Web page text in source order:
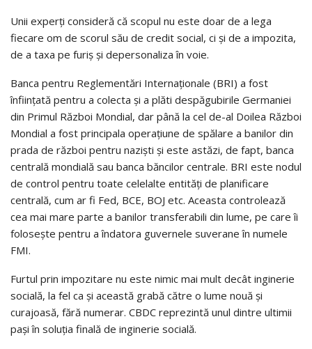
Unii experţi consideră că scopul nu este doar de a lega
fiecare om de scorul său de credit social, ci şi de a impozita,
de a taxa pe furiş şi depersonaliza în voie.
Banca pentru Reglementări Internaţionale (BRI) a fost
înfiinţată pentru a colecta şi a plăti despăgubirile Germaniei
din Primul Război Mondial, dar până la cel de-al Doilea Război
Mondial a fost principala operaţiune de spălare a banilor din
prada de război pentru nazişti şi este astăzi, de fapt, banca
centrală mondială sau banca băncilor centrale. BRI este nodul
de control pentru toate celelalte entităţi de planificare
centrală, cum ar fi Fed, BCE, BOJ etc. Aceasta controlează
cea mai mare parte a banilor transferabili din lume, pe care îi
foloseşte pentru a îndatora guvernele suverane în numele
FMI.
Furtul prin impozitare nu este nimic mai mult decât inginerie
socială, la fel ca şi această grabă către o lume nouă şi
curajoasă, fără numerar. CBDC reprezintă unul dintre ultimii
paşi în soluţia finală de inginerie socială.